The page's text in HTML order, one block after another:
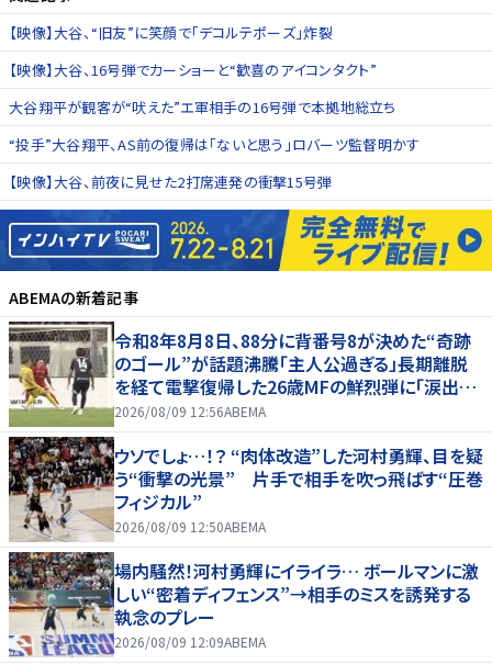
【映像】大谷、“旧友”に笑顔で「デコルテポーズ」炸裂
【映像】大谷、16号弾でカーショーと“歓喜のアイコンタクト”
大谷翔平が観客が“吠えた”エ軍相手の16号弾で本拠地総立ち
“投手”大谷翔平、AS前の復帰は「ないと思う」ロバーツ監督明かす
【映像】大谷、前夜に見せた2打席連発の衝撃15号弾
ABEMAの新着記事
令和8年8月8日、88分に背番号8が決めた“奇跡
のゴール”が話題沸騰「主人公過ぎる」長期離脱
を経て電撃復帰した26歳MFの鮮烈弾に「涙出て
きた」
2026/08/09 12:56ABEMA
ウソでしょ…！？ “肉体改造”した河村勇輝、目を疑
う“衝撃の光景” 片手で相手を吹っ飛ばす“圧巻
フィジカル”
2026/08/09 12:50ABEMA
場内騒然！河村勇輝にイライラ… ボールマンに激
しい“密着ディフェンス”→相手のミスを誘発する
執念のプレー
2026/08/09 12:09ABEMA